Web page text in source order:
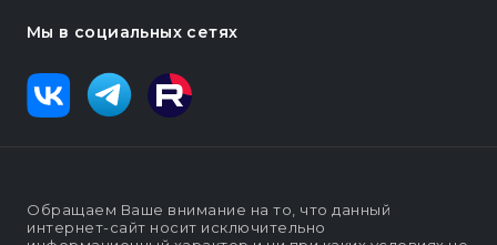
Мы в социальных сетях
Обращаем Ваше внимание на то, что данный
интернет-сайт носит исключительно